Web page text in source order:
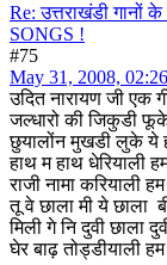
Re: उत्तराखंडी
SONGS !
#75
May 31, 2008,
उदित नारायण जी एक
जल्धारो की जिकुडी
छुयालोंन मुखडी लुके ये
हाथ म हाथ धेरियाली
राजी नामा करियाली
तू वे छाला मी ये छाला
मिली गे नि दुवी छाला
घेर बाढ़ तोड्डीयाली हम